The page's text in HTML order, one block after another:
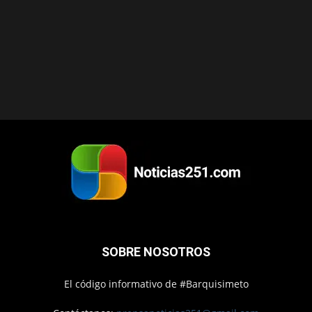
SOBRE NOSOTROS
El código informativo de #Barquisimeto